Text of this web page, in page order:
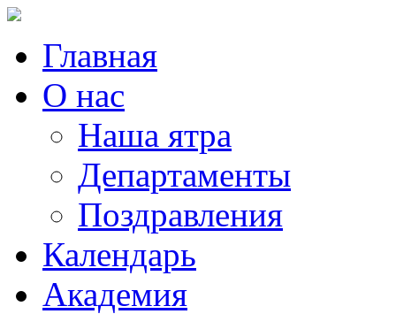
Главная
О нас
Наша ятра
Департаменты
Поздравления
Календарь
Академия